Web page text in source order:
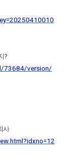
?
73684/version/
사